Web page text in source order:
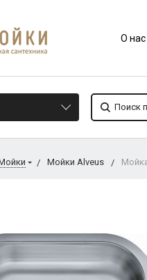
О нас
Мойки Alveus